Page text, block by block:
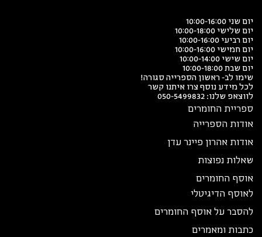
יום שני 10:00-16:00
יום שלישי 10:00-18:00
יום רביעי 10:00-16:00
יום חמישי 10:00-16:00
יום שישי 10:00-14:00
יום שבת 10:00-18:00
שימו לב- ראשון הספרייה סגורה!
לכל מידע נוסף צרו איתנו קשר
לווצאפ שלנו: 050-5499832
ספריית החומרים
אודות הספרייה
אודות אהרון פיינר עדן
שאלות נפוצות
אוסף החומרים
לאוסף הדיגיטלי
להסבר על אוסף החומרים
כתבות ומאמרים